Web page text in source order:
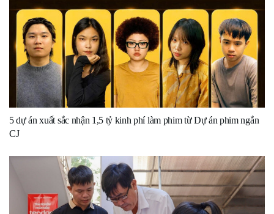
5 dự án xuất sắc nhận 1,5 tỷ kinh phí làm phim từ Dự án phim ngắn
CJ